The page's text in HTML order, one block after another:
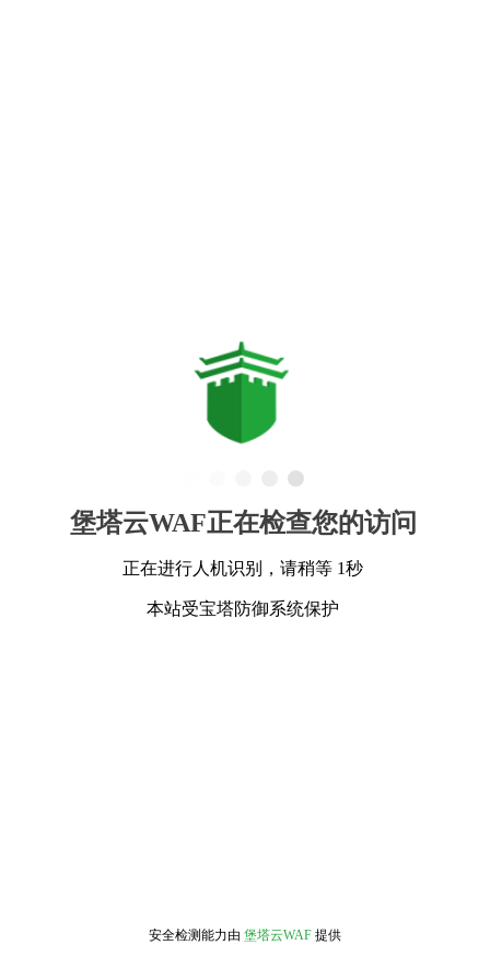
堡塔云WAF正在检查您的访问
正在进行人机识别，请稍等 1秒
本站受宝塔防御系统保护
安全检测能力由 堡塔云WAF 提供